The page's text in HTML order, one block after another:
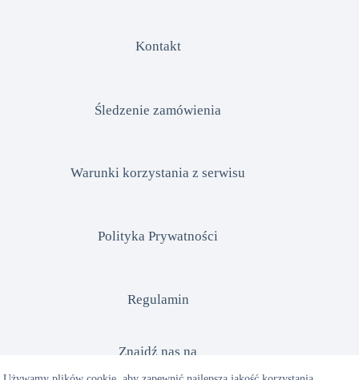
Kontakt
Śledzenie zamówienia
Warunki korzystania z serwisu
Polityka Prywatności
Regulamin
Znajdź nas na